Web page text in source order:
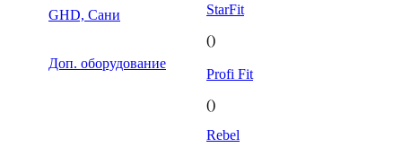
GHD, Сани
Доп. оборудование
StarFit
()
Profi Fit
()
Rebel